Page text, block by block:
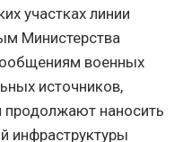
участках линии
Министерства
военных
источников,
продолжают наносить
инфраструктуры